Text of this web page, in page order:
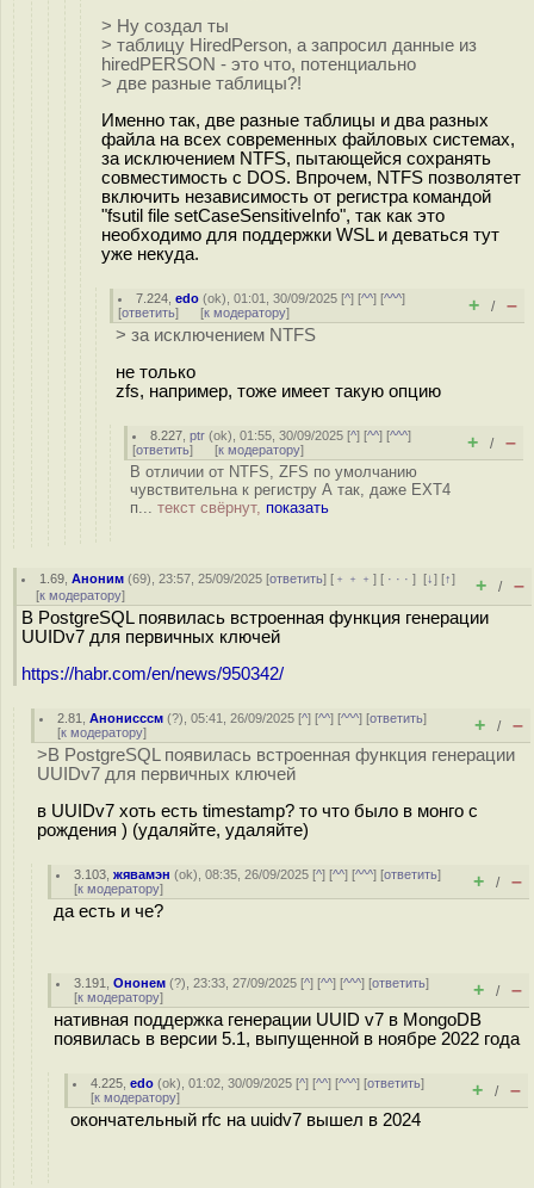
> Ну создал ты
> таблицу HiredPerson, а запросил данные из
hiredPERSON - это что, потенциально
> две разные таблицы?!
Именно так, две разные таблицы и два разных
файла на всех современных файловых системах,
за исключением NTFS, пытающейся сохранять
совместимость с DOS. Впрочем, NTFS позволятет
включить независимость от регистра командой
"fsutil file setCaseSensitiveInfo", так как это
необходимо для поддержки WSL и деваться тут
уже некуда.
7.224 ,edo (ok), 01:01, 30/09/2025 [^] [^^] [^^^]
[ответить] [к модератору] + / –
> за исключением NTFS
не только
zfs, например, тоже имеет такую опцию
8.227 ,ptr (ok), 01:55, 30/09/2025 [^] [^^] [^^^]
[ответить] [к модератору] + / –
В отличии от NTFS, ZFS по умолчанию
чувствительна к регистру А так, даже EXT4
п... текст свёрнут, показать
1.69 ,Аноним (69), 23:57, 25/09/2025 [ответить] [ ﹢﹢﹢] [ · · ·][↓] [↑]
[к модератору] + / –
В PostgreSQL появилась встроенная функция генерации
UUIDv7 для первичных ключей
https://habr.com/en/news/950342/
2.81 ,Анонисссм (?), 05:41, 26/09/2025 [^] [^^] [^^^] [ответить]
[к модератору] + / –
>В PostgreSQL появилась встроенная функция генерации
UUIDv7 для первичных ключей
в UUIDv7 хоть есть timestamp? то что было в монго с
рождения ) (удаляйте, удаляйте)
3.103 ,жявамэн (ok), 08:35, 26/09/2025 [^] [^^] [^^^] [ответить]
[к модератору] + / –
да есть и че?
3.191 ,Ононем (?), 23:33, 27/09/2025 [^] [^^] [^^^] [ответить]
[к модератору] + / –
нативная поддержка генерации UUID v7 в MongoDB
появилась в версии 5.1, выпущенной в ноябре 2022 года
4.225 ,edo (ok), 01:02, 30/09/2025 [^] [^^] [^^^] [ответить]
[к модератору] + / –
окончательный rfc на uuidv7 вышел в 2024